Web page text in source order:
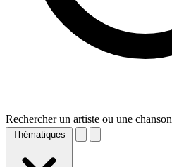
Rechercher un artiste ou une chanson
Thématiques